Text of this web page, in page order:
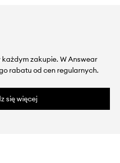
każdym zakupie. W Answear
rabatu od cen regularnych.
się więcej